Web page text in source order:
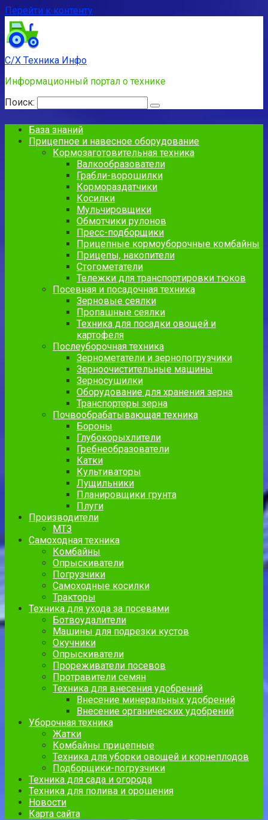
Перейти к контенту
С/Х Техника Инфо
Информационный портал о технике
Поиск:
База знаний
Прицепное и навесное оборудование
Кормозаготовительная техника
Валкообразователи
Грабли-ворошилки
Кормораздатчики
Косилки
Мульчировщики
Обмотчики рулонов
Пресс-подборщики
Прицепные кормоуборочные комбайны
Прицепы, накопители
Стогометатели
Тележки для транспортировки тюков
Посевная и посадочная техника
Зерновые сеялки
Пропашные сеялки
Техника для посадки овощей и
картофеля
Послеуборочная техника
Зернометатели и зернопогрузчики
Зерноочистительные машины
Зерносушилки
Оборудование для хранения зерна
Транспортеры зерна
Почвообрабатывающая техника
Бороны
Глубокорыхлители
Гребнеобразователи
Катки
Культиваторы
Лущильники
Планировщики грунта
Плуги
Производители
МТЗ
Самоходная техника
Комбайны
Опрыскиватели
Погрузчики
Самоходные косилки
Тракторы
Техника для ухода за посевами
Ботвоудалители
Машины для подрезки кустов
Окучники
Опрыскиватели
Прореживатели посевов
Протравители семян
Техника для внесения удобрений
Внесение минеральных удобрений
Внесение органических удобрений
Уборочная техника
Жатки
Комбайны прицепные
Техника для уборки овощей и корнеплодов
Подборщики-погрузчики
Техника для сада и огорода
Техника для полива и орошения
Новости
Карта сайта